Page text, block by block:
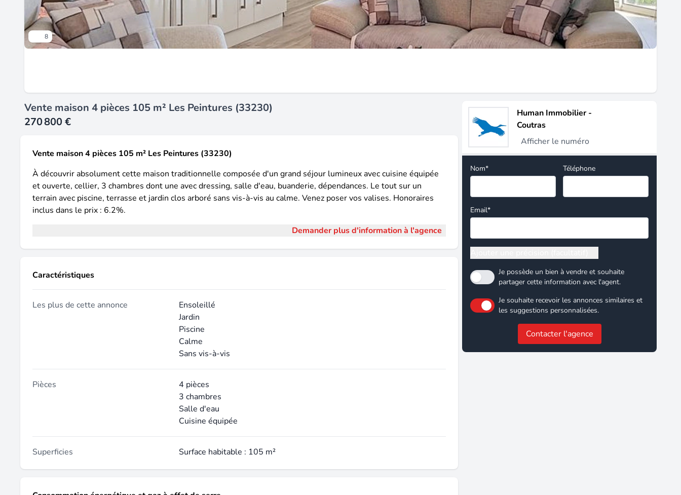
8
Vente maison 4 pièces 105 m² Les Peintures (33230)
270 800 €
Vente maison 4 pièces 105 m² Les Peintures (33230)
À découvrir absolument cette maison traditionnelle composée d'un grand séjour lumineux avec cuisine équipée
et ouverte, cellier, 3 chambres dont une avec dressing, salle d'eau, buanderie, dépendances. Le tout sur un
terrain avec piscine, terrasse et jardin clos arboré sans vis-à-vis au calme. Venez poser vos valises. Honoraires
inclus dans le prix : 6.2%.
Demander plus d'information à l'agence
Caractéristiques
Les plus de cette annonce
Ensoleillé
Jardin
Piscine
Calme
Sans vis-à-vis
Pièces
4 pièces
3 chambres
Salle d'eau
Cuisine équipée
Superficies Surface habitable : 105 m²
Human Immobilier -
Coutras
Afficher le numéro
Nom* Téléphone
Email*
Je possède un bien à vendre et souhaite
partager cette information avec l'agent.
Je souhaite recevoir les annonces similaires et
les suggestions personnalisées.
Contacter l'agence